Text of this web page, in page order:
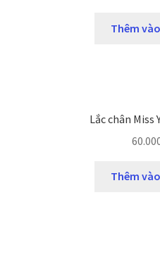
Thêm
Lắc chân Miss
Thêm